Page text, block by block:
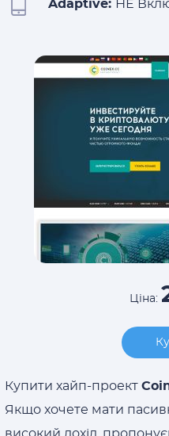
Adaptive: НЕ
Ціна:
Купити хайп-проект
Якщо хочете мати